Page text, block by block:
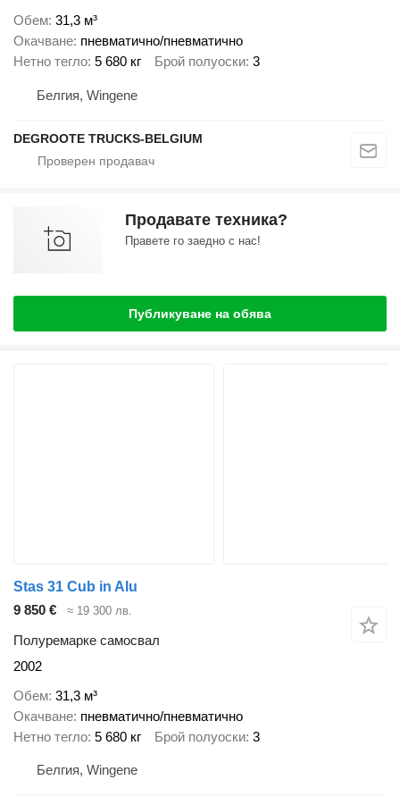
Обем 31,3 м³
Окачване пневматично/пневматично
Нетно тегло 5 680 кг Брой полуоски 3
Белгия, Wingene
DEGROOTE TRUCKS-BELGIUM
Продавате техника?
Правете го заедно с нас!
Публикуване на обява
Stas 31 Cub in Alu
9 850 €
≈ 19 300 лв.
Полуремарке самосвал
2002
Обем 31,3 м³
Окачване пневматично/пневматично
Нетно тегло 5 680 кг Брой полуоски 3
Белгия, Wingene